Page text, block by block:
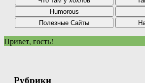
Привет, гость!
Рубрики